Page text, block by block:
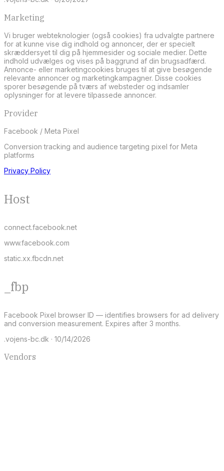
Marketing
Vi bruger webteknologier (også cookies) fra udvalgte partnere
for at kunne vise dig indhold og annoncer, der er specielt
skræddersyet til dig på hjemmesider og sociale medier. Dette
indhold udvælges og vises på baggrund af din brugsadfærd.
Annonce- eller marketingcookies bruges til at give besøgende
relevante annoncer og marketingkampagner. Disse cookies
sporer besøgende på tværs af websteder og indsamler
oplysninger for at levere tilpassede annoncer.
Provider
Facebook / Meta Pixel
Conversion tracking and audience targeting pixel for Meta
platforms
Privacy Policy
Host
connect.facebook.net
www.facebook.com
static.xx.fbcdn.net
_fbp
Facebook Pixel browser ID — identifies browsers for ad delivery
and conversion measurement. Expires after 3 months.
.vojens-bc.dk · 10/14/2026
Vendors